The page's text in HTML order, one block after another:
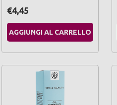
€4,45
AGGIUNGI AL CARRELLO